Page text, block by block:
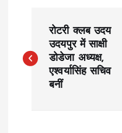
o
रोटरी क्लब उदय
उदयपुर में साक्षी
डोडेजा अध्यक्ष,
एश्वर्यासिंह सचिव
बनीं